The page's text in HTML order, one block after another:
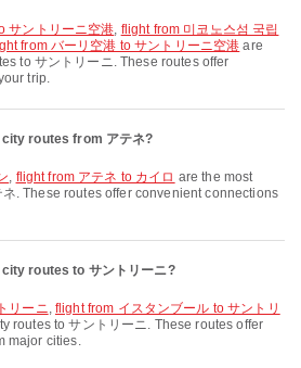
サントリーニ空港, flight from 미코노스섬 국립
from バーリ空港 to サントリーニ空港 are
to サントリーニ. These routes offer
trip.
routes from アテネ?
, flight from アテネ to カイロ are the most
. These routes offer convenient connections
routes to サントリーニ?
リーニ, flight from イスタンブール to サントリ
routes to サントリーニ. These routes offer
major cities.